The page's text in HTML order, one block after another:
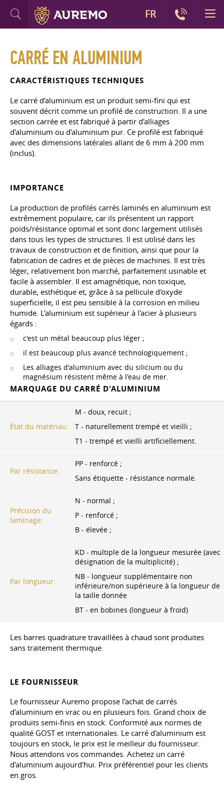
CARRÉ EN ALUMINIUM
CARACTÉRISTIQUES TECHNIQUES
Le carré d'aluminium est un produit semi-fini qui est
souvent décrit comme un profilé de construction. Il a une
section carrée et est fabriqué à partir d'alliages
d'aluminium ou d'aluminium pur. Ce profilé est fabriqué
avec des dimensions latérales allant de 6 mm à 200 mm
(inclus).
IMPORTANCE
La production de profilés carrés laminés en aluminium est
extrêmement populaire, car ils présentent un rapport
poids/résistance optimal et sont donc largement utilisés
dans tous les types de structures. Il est utilisé dans les
travaux de construction et de finition, ainsi que pour la
fabrication de cadres et de pièces de machines. Il est très
léger, relativement bon marché, parfaitement usinable et
facile à assembler. Il est amagnétique, non toxique,
durable, esthétique et, grâce à sa pellicule d'oxyde
superficielle, il est peu sensible à la corrosion en milieu
humide. L'aluminium est supérieur à l'acier à plusieurs
égards :
c'est un métal beaucoup plus léger ;
il est beaucoup plus avancé technologiquement ;
Les alliages d'aluminium avec du silicium ou du
magnésium résistent même à l'eau de mer.
MARQUAGE DU CARRÉ D'ALUMINIUM
État du matériau:
M - doux, recuit ;
T - naturellement trempé et vieilli ;
T1 - trempé et vieilli artificiellement.
Par résistance:
PP - renforcé ;
Sans étiquette - résistance normale.
Précision du
laminage:
N - normal ;
P - renforcé ;
B - élevée ;
Par longueur:
KD - multiple de la longueur mesurée (avec
désignation de la multiplicité) ;
NB - longueur supplémentaire non
inférieure/non supérieure à la longueur de
la taille donnée
BT - en bobines (longueur à froid)
Les barres quadrature travaillées à chaud sont produites
sans traitement thermique.
LE FOURNISSEUR
Le fournisseur Auremo propose l'achat de carrés
d'aluminium en vrac ou en plusieurs fois. Grand choix de
produits semi-finis en stock. Conformité aux normes de
qualité GOST et internationales. Le carré d'aluminium est
toujours en stock, le prix est le meilleur du fournisseur.
Nous attendons vos commandes. Achetez un carré
d'aluminium aujourd'hui. Prix préférentiel pour les clients
en gros.
FR